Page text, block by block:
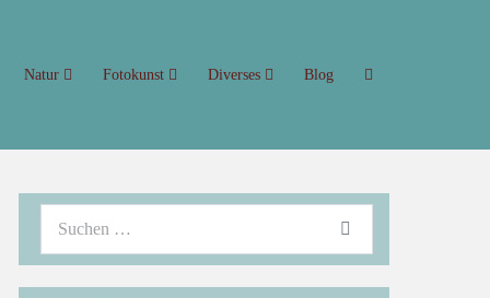
Natur Fotokunst Diverses Blog